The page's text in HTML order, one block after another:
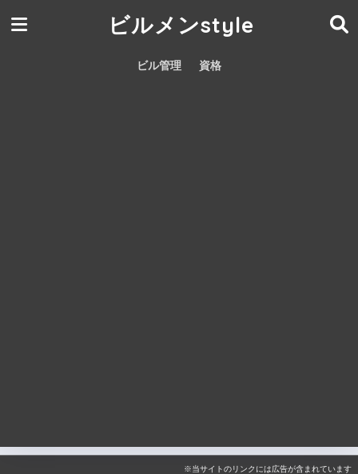
ビルメンstyle
ビル管理 資格
※当サイトのリンクには広告が含まれています